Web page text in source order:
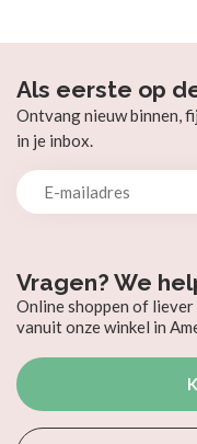
Vragen? We
Online shoppen of
vanuit onze winkel in
Als eerste op
Ontvang nieuw binnen,
in je inbox.